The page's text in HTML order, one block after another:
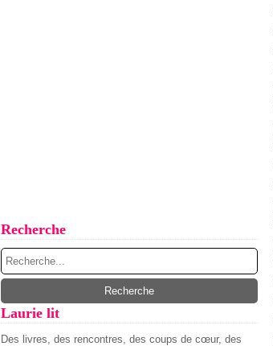
Recherche
Laurie lit
Des livres, des rencontres, des coups de cœur, des